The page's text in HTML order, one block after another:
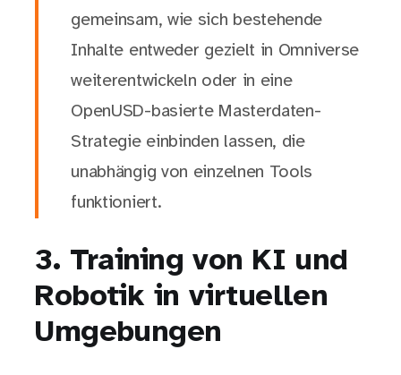
gemeinsam, wie sich bestehende
Inhalte entweder gezielt in Omniverse
weiterentwickeln oder in eine
OpenUSD-basierte Masterdaten-
Strategie einbinden lassen, die
unabhängig von einzelnen Tools
funktioniert.
3. Training von KI und
Robotik in virtuellen
Umgebungen